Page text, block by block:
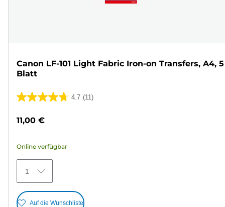
Canon LF-101 Light Fabric Iron-on Transfers, A4, 5
Blatt
4.7 (11)
4.7
11
Bewertungen
11,00 €
Online verfügbar
1
Auf die Wunschliste